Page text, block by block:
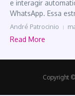
e interagir
WhatsApp. Essa
André Patrocinio
Read More
Copyright